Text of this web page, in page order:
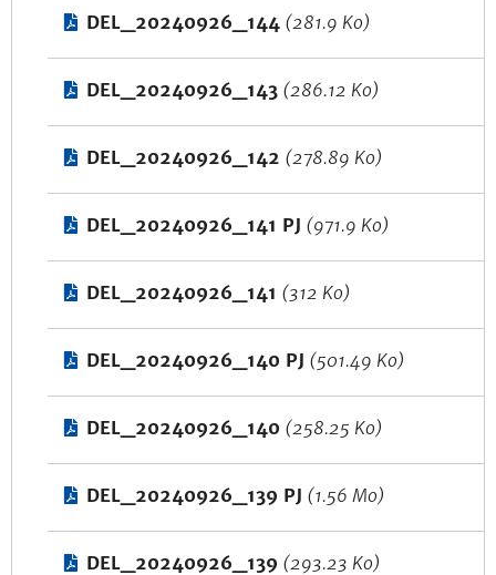
DEL_20240926_144 (281.9 Ko)
DEL_20240926_143 (286.12 Ko)
DEL_20240926_142 (278.89 Ko)
DEL_20240926_141 PJ (971.9 Ko)
DEL_20240926_141 (312 Ko)
DEL_20240926_140 PJ (501.49 Ko)
DEL_20240926_140 (258.25 Ko)
DEL_20240926_139 PJ (1.56 Mo)
DEL_20240926_139 (293.23 Ko)